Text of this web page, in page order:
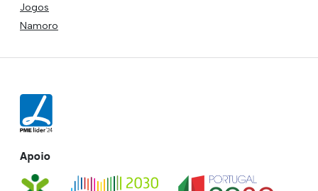
Jogos
Namoro
Apoio